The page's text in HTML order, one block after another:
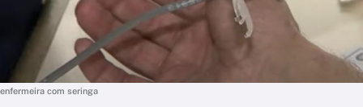
enfermeira com seringa